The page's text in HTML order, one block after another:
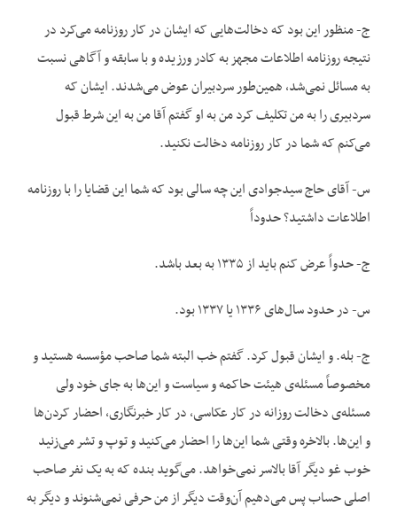
ج- منظور این بود که دخالت‌هایی که ایشان در کار روزنامه می‌کرد در
نتیجه روزنامه اطلاعات مجهز به کادر ورزیده و با سابقه و آگاهی نسبت
به مسائل نمی‌شد، همین‌طور سردبیران عوض می‌شدند. ایشان که
سردبیری را به من تکلیف کرد من به او گفتم آقا من به این شرط قبول
می‌کنم که شما در کار روزنامه دخالت نکنید.
س- آقای حاج سیدجوادی این چه سالی بود که شما این قضایا را با روزنامه
اطلاعات داشتید؟ حدوداً
ج- حدواً عرض کنم باید از ۱۳۳۵ به بعد باشد.
س- در حدود سال‌های ۱۳۳۶ یا ۱۳۳۷ بود.
ج- بله. و ایشان قبول کرد. گفتم خب البته شما صاحب مؤسسه هستید و
مخصوصاً مسئله‌ی هیئت حاکمه و سیاست و این‌ها به جای خود ولی
مسئله‌ی دخالت روزانه در کار عکاسی، در کار خبرنگاری، احضار کردن‌ها
و این‌ها. بالاخره وقتی شما این‌ها را احضار می‌کنید و توپ و تشر می‌زنید
خوب غو دیگر آقا بالاسر نمی‌خواهد. می‌گوید بنده که به یک نفر صاحب
اصلی حساب پس می‌دهیم آن‌وقت دیگر از من حرفی نمی‌شنوند و دیگر به